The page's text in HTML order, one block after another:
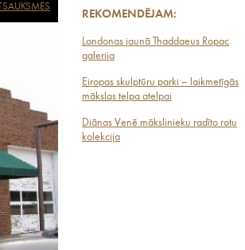
REKOMENDĒJAM:
Londonas jaunā Thaddaeus Ropac
galerija
Eiropas skulptūru parki – laikmetīgās
mākslas telpa atelpai
Diānas Venē mākslinieku radīto rotu
kolekcija